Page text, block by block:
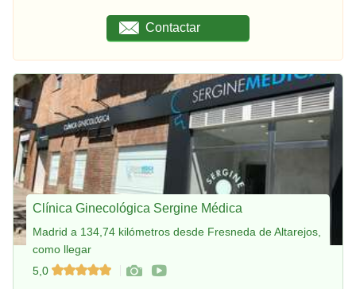
Contactar
Clínica Ginecológica Sergine Médica
Madrid a 134,74 kilómetros desde Fresneda de Altarejos,
como llegar
5,0